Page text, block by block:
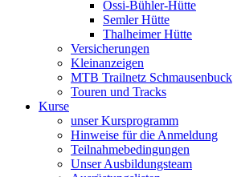
Ossi-Bühler-Hütte
Semler Hütte
Thalheimer Hütte
Versicherungen
Kleinanzeigen
MTB Trailnetz Schmausenbuck
Touren und Tracks
Kurse
unser Kursprogramm
Hinweise für die Anmeldung
Teilnahmebedingungen
Unser Ausbildungsteam